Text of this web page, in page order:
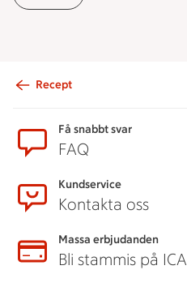
Recept
Få snabbt svar
FAQ
Kundservice
Kontakta oss
Massa erbjudanden
Bli stammis på ICA